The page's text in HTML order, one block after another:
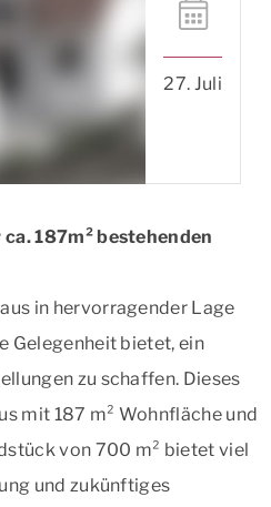
27. Juli
187m² bestehenden
in hervorragender Lage
Gelegenheit bietet, ein
zu schaffen. Dieses
mit 187 m² Wohnfläche und
von 700 m² bietet viel
und zukünftiges